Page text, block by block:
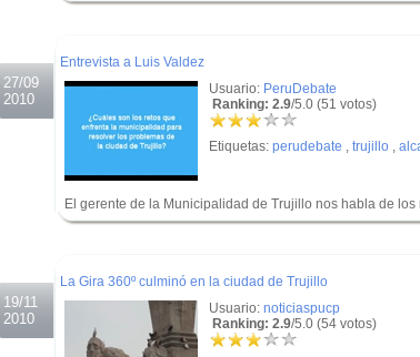
27/09
2010
Entrevista a Luis Valdez
Usuario: PeruDebate
Ranking: 2.9/5.0 (51 votos)
Etiquetas: perudebate , trujillo ,
El gerente de la Municipalidad de Trujillo nos habla de
19/11
2010
La Gira 360º culminó en la ciudad de Trujillo
Usuario: noticiaspucp
Ranking: 2.9/5.0 (54 votos)